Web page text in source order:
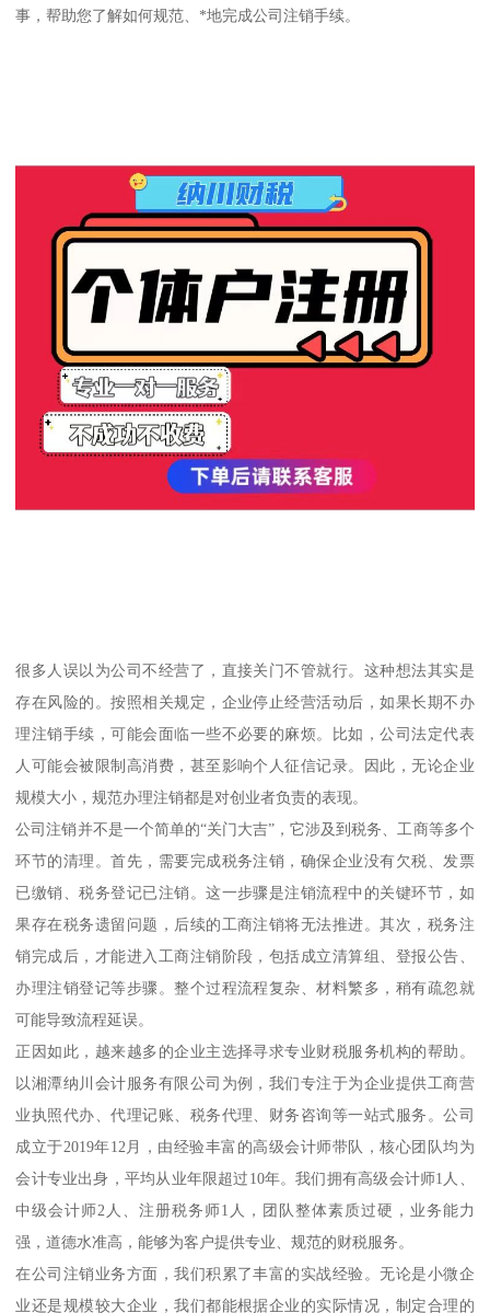
事，帮助您了解如何规范、*地完成公司注销手续。
很多人误以为公司不经营了，直接关门不管就行。这种想法其实是
存在风险的。按照相关规定，企业停止经营活动后，如果长期不办
理注销手续，可能会面临一些不必要的麻烦。比如，公司法定代表
人可能会被限制高消费，甚至影响个人征信记录。因此，无论企业
规模大小，规范办理注销都是对创业者负责的表现。
公司注销并不是一个简单的“关门大吉”，它涉及到税务、工商等多个
环节的清理。首先，需要完成税务注销，确保企业没有欠税、发票
已缴销、税务登记已注销。这一步骤是注销流程中的关键环节，如
果存在税务遗留问题，后续的工商注销将无法推进。其次，税务注
销完成后，才能进入工商注销阶段，包括成立清算组、登报公告、
办理注销登记等步骤。整个过程流程复杂、材料繁多，稍有疏忽就
可能导致流程延误。
正因如此，越来越多的企业主选择寻求专业财税服务机构的帮助。
以湘潭纳川会计服务有限公司为例，我们专注于为企业提供工商营
业执照代办、代理记账、税务代理、财务咨询等一站式服务。公司
成立于2019年12月，由经验丰富的高级会计师带队，核心团队均为
会计专业出身，平均从业年限超过10年。我们拥有高级会计师1人、
中级会计师2人、注册税务师1人，团队整体素质过硬，业务能力
强，道德水准高，能够为客户提供专业、规范的财税服务。
在公司注销业务方面，我们积累了丰富的实战经验。无论是小微企
业还是规模较大企业，我们都能根据企业的实际情况，制定合理的